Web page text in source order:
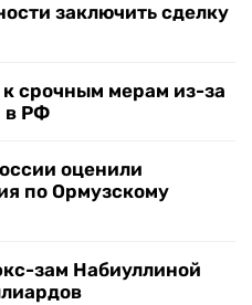
заключить сделку
срочным мерам из-за
в РФ
оценили
по Ормузскому
зам Набиуллиной